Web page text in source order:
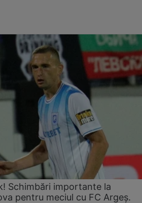
Schimbări importante la
pentru meciul cu FC Argeş.